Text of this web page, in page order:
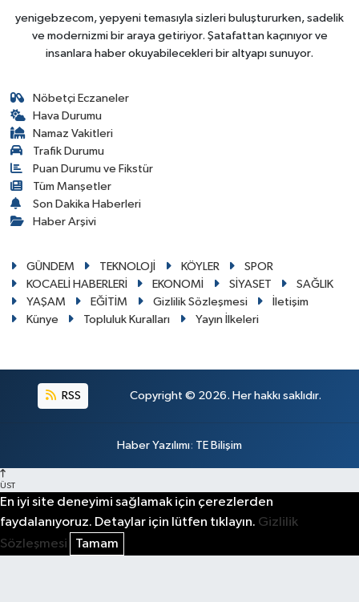
yenigebzecom, yepyeni temasıyla sizleri buluştururken, sadelik
ve modernizmi bir araya getiriyor. Şatafattan kaçınıyor ve
insanlara haber okuyabilecekleri bir altyapı sunuyor.
Nöbetçi Eczaneler
Hava Durumu
Namaz Vakitleri
Trafik Durumu
Puan Durumu ve Fikstür
Tüm Manşetler
Son Dakika Haberleri
Haber Arşivi
GÜNDEM TEKNOLOJİ KÖYLER
SPOR
KOCAELİ HABERLERİ
EKONOMİ SİYASET
SAĞLIK
YAŞAM
EĞİTİM Gizlilik Sözleşmesi
İletişim
Künye
Topluluk Kuralları Yayın İlkeleri
RSS Copyright © 2026. Her hakkı saklıdır.
Haber Yazılımı: TE Bilişim
ÜST
En iyi site deneyimi sağlamak için çerezlerden
faydalanıyoruz. Detaylar için lütfen tıklayın. Gizlilik
Sözleşmesi
Tamam